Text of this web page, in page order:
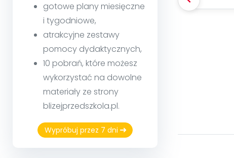
gotowe plany miesięczne
i tygodniowe,
atrakcyjne zestawy
pomocy dydaktycznych,
10 pobrań, które możesz
wykorzystać na dowolne
materiały ze strony
blizejprzedszkola.pl.
Wypróbuj przez 7 dni